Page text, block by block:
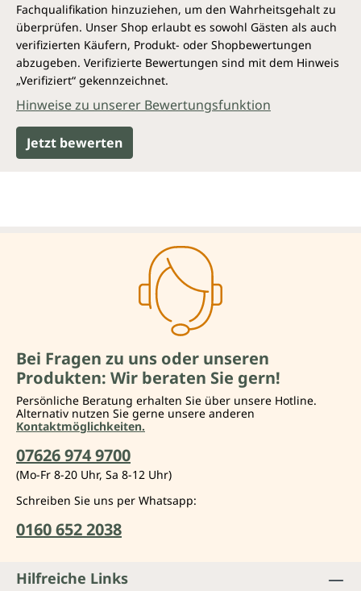
Fachqualifikation hinzuziehen, um den Wahrheitsgehalt zu
überprüfen. Unser Shop erlaubt es sowohl Gästen als auch
verifizierten Käufern, Produkt- oder Shopbewertungen
abzugeben. Verifizierte Bewertungen sind mit dem Hinweis
„Verifiziert“ gekennzeichnet.
Hinweise zu unserer Bewertungsfunktion
Jetzt bewerten
Bei Fragen zu uns oder unseren
Produkten: Wir beraten Sie gern!
Persönliche Beratung erhalten Sie über unsere Hotline.
Alternativ nutzen Sie gerne unsere anderen
Kontaktmöglichkeiten.
07626 974 9700
(Mo-Fr 8-20 Uhr, Sa 8-12 Uhr)
Schreiben Sie uns per Whatsapp:
0160 652 2038
Hilfreiche Links